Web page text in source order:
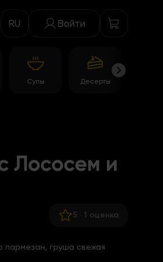
RU Войти
Супы Десерты
Лососем и
5 · 1 оценка
пармезан, груша свежая